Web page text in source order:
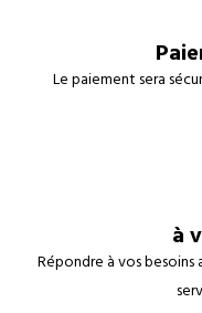
Le paiement sera
à
Répondre à vos